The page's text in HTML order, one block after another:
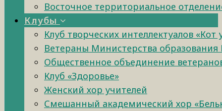
Восточное территориальное
Клубы
Клуб творческих интеллектуалов «Кот
Ветераны Министерства образования
Общественное объединение
Клуб «Здоровье»
Женский хор учителей
Смешанный академический хор